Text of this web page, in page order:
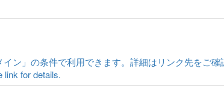
ン」の条件で利用できます。詳細はリンク先をご
link for details.